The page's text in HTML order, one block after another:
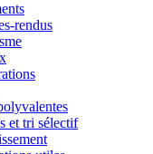
rendus
et tri sélectif